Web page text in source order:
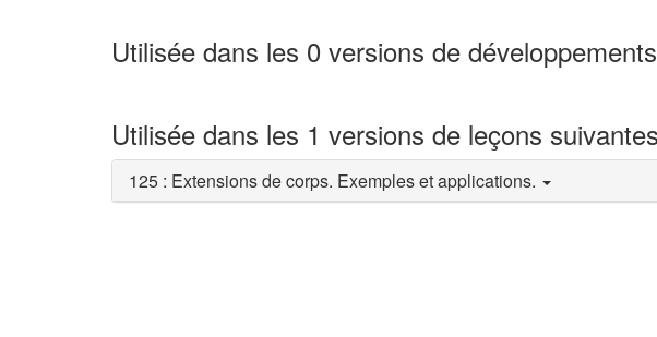
Utilisée dans les 0 versions de
Utilisée dans les 1 versions de leçons
125 : Extensions de corps. Exemples et applications.